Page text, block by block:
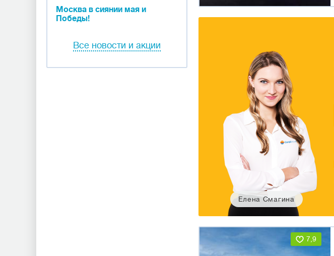
Москва в сиянии мая и
Победы!
Все новости и акции
Елена Смагина
7,9